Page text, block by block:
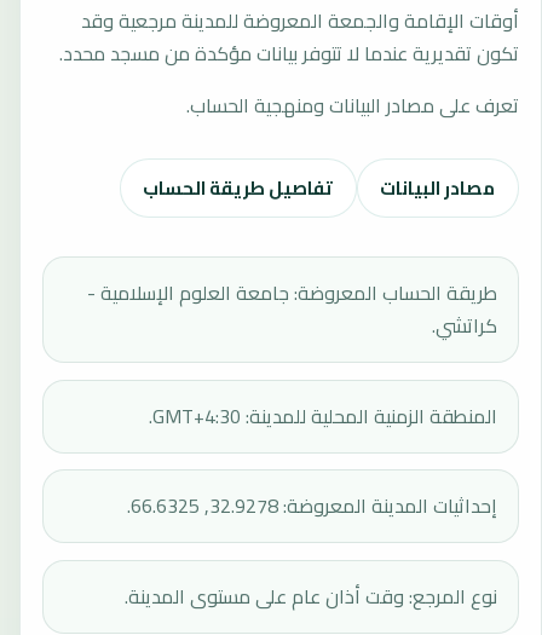
أوقات الإقامة والجمعة المعروضة للمدينة مرجعية وقد
تكون تقديرية عندما لا تتوفر بيانات مؤكدة من مسجد محدد.
تعرف على مصادر البيانات ومنهجية الحساب.
مصادر البيانات تفاصيل طريقة الحساب
طريقة الحساب المعروضة: جامعة العلوم الإسلامية -
كراتشي.
المنطقة الزمنية المحلية للمدينة: GMT+4:30.
إحداثيات المدينة المعروضة: 32.9278, 66.6325.
نوع المرجع: وقت أذان عام على مستوى المدينة.